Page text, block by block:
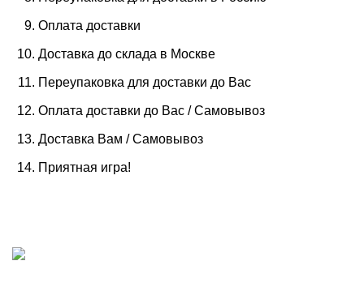
Оплата доставки
Доставка до склада в Москве
Переупаковка для доставки до Вас
Оплата доставки до Вас / Самовывоз
Доставка Вам / Самовывоз
Приятная игра!